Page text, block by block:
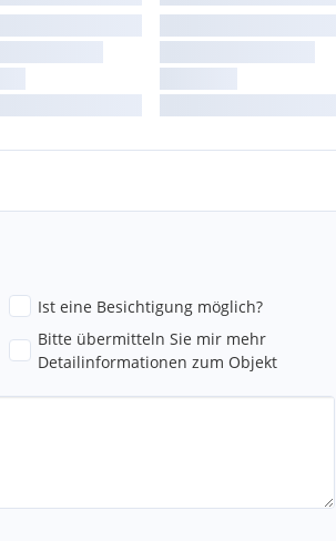
Ist eine Besichtigung möglich?
Bitte übermitteln Sie mir mehr
Detailinformationen zum Objekt